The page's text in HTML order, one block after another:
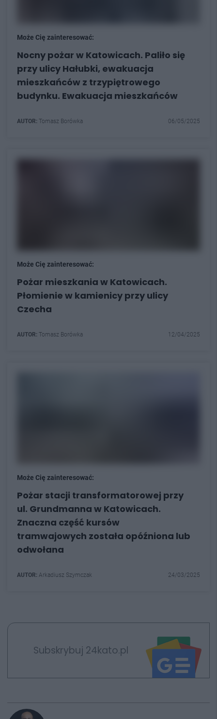
Może Cię zainteresować:
Nocny pożar w Katowicach. Paliło się
przy ulicy Hałubki, ewakuacja
mieszkańców z trzypiętrowego
budynku. Ewakuacja mieszkańców
AUTOR: Tomasz Borówka 06/05/2025
Może Cię zainteresować:
Pożar mieszkania w Katowicach.
Płomienie w kamienicy przy ulicy
Czecha
AUTOR: Tomasz Borówka 12/04/2025
Może Cię zainteresować:
Pożar stacji transformatorowej przy
ul. Grundmanna w Katowicach.
Znaczna część kursów
tramwajowych została opóźniona lub
odwołana
AUTOR: Arkadiusz Szymczak 24/03/2025
Subskrybuj 24kato.pl